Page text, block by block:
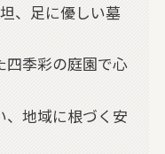
、足に優しい墓
四季彩の庭園で心
、地域に根づく安